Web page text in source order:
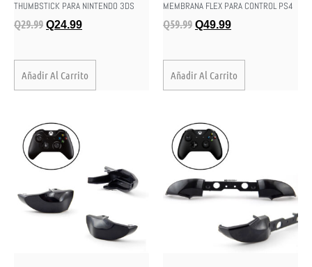
THUMBSTICK PARA NINTENDO 3DS
Q29.99 Q24.99
Añadir Al Carrito
MEMBRANA FLEX PARA CONTROL PS4
Q59.99 Q49.99
Añadir Al Carrito